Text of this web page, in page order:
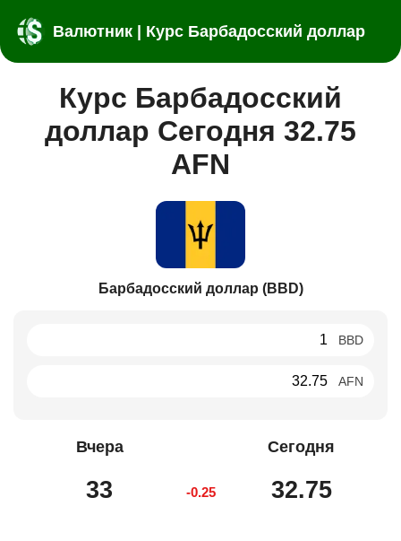
Валютник | Курс Барбадосский доллар
Курс Барбадосский
доллар Сегодня 32.75
AFN
Барбадосский доллар (BBD)
BBD
AFN
Вчера
33 -0.25
Сегодня
32.75